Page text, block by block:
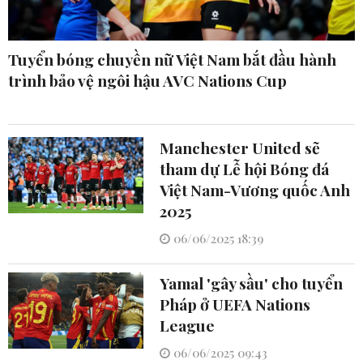
Tuyển bóng chuyền nữ Việt Nam bắt đầu hành
trình bảo vệ ngôi hậu AVC Nations Cup
Manchester United sẽ
tham dự Lễ hội Bóng đá
Việt Nam-Vương quốc Anh
2025
06/06/2025 18:39
Yamal 'gây sầu' cho tuyển
Pháp ở UEFA Nations
League
06/06/2025 09:43